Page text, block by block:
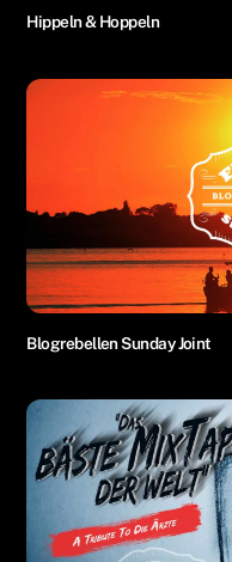
Hippeln & Hoppeln
Blogrebellen Sunday Joint